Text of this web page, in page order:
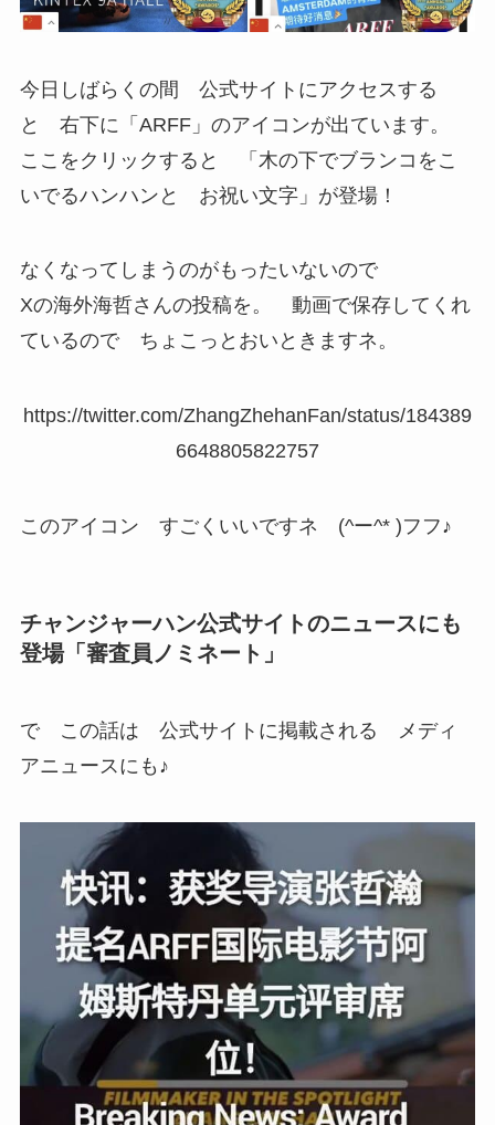
今日しばらくの間 公式サイトにアクセスする
と 右下に「ARFF」のアイコンが出ています。
ここをクリックすると 「木の下でブランコをこ
いでるハンハンと お祝い文字」が登場！
なくなってしまうのがもったいないので
Xの海外海哲さんの投稿を。 動画で保存してくれ
ているので ちょこっとおいときますネ。
https://twitter.com/ZhangZhehanFan/status/184389
6648805822757
このアイコン すごくいいですネ (^ー^* )フフ♪
チャンジャーハン公式サイトのニュースにも
登場「審査員ノミネート」
で この話は 公式サイトに掲載される メディ
アニュースにも♪